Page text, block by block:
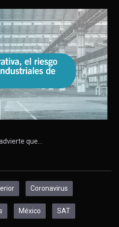
que…
Coronavirus
México SAT